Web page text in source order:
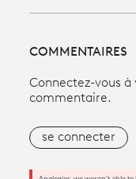
COMMENTAIRES
Connectez-vous
commentaire.
se connecter